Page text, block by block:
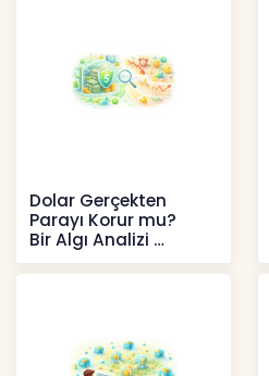
Dolar Gerçekten
Parayı Korur mu?
Bir Algı Analizi
İçerikler